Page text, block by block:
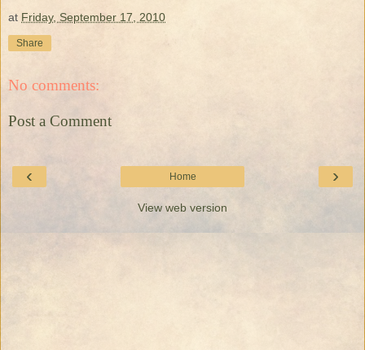
at Friday, September 17, 2010
Share
No comments:
Post a Comment
‹ ›
Home
View web version